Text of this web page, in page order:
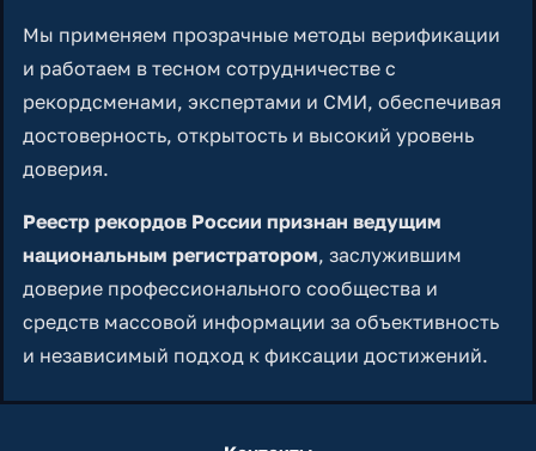
Мы применяем прозрачные методы верификации
и работаем в тесном сотрудничестве с
рекордсменами, экспертами и СМИ, обеспечивая
достоверность, открытость и высокий уровень
доверия.
Реестр рекордов России признан ведущим
национальным регистратором, заслужившим
доверие профессионального сообщества и
средств массовой информации за объективность
и независимый подход к фиксации достижений.